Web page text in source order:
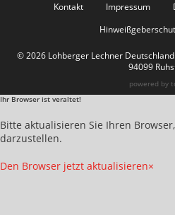
Kontakt Impressum
© 2026 Lohberger Lechner
94099
powered by
Ihr Browser ist veraltet!
Bitte aktualisieren Sie Ihren
darzustellen.
Den Browser jetzt aktualisieren×